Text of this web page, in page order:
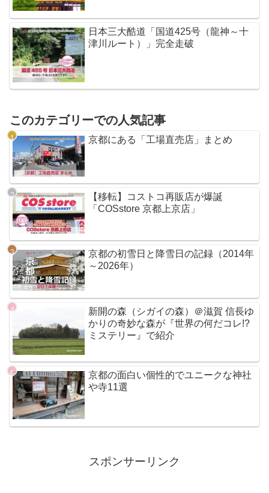
日本三大酷道「国道425号（龍神～十
津川ルート）」完全走破
このカテゴリーでの人気記事
京都にある「工場直売店」まとめ
【移転】コストコ再販店が爆誕
「COSstore 京都上京店」
京都の初雪日と降雪日の記録（2014年
～2026年）
新開の森（シガイの森）＠滋賀 信長ゆ
かりの奇妙な森が『世界の何だコレ!?
ミステリー』で紹介
京都の面白い個性的でユニークな神社
や寺11選
スポンサーリンク